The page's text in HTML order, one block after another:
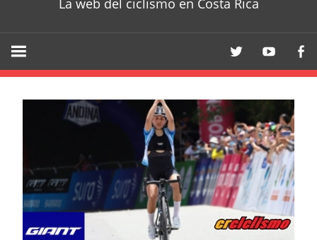
La web del ciclismo en Costa Rica